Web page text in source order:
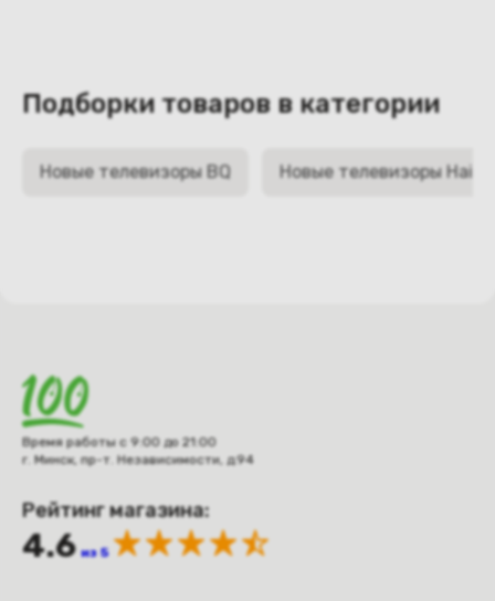
Подборки товаров в категории
Новые телевизоры BQ Новые телевизоры Haier
Время работы с 9:00 до 21:00
г. Минск, пр-т. Независимости, д.94
Рейтинг магазина:
4.6 из 5